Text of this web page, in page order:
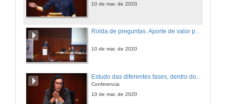
10 de mar. de 2020
Rolda de preguntas. Aporte de valor para as empresas, por parte dos Enxeñeiros de Organización
10 de mar. de 2020
Conferencia
10 de mar. de 2020